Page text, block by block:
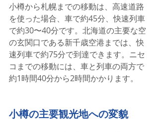
小樽から札幌までの移動は、高速道路
を使った場合、車で約45分、快速列車
で約30〜40分です。北海道の主要な空
の玄関口である新千歳空港までは、快
速列車で約75分で到達できます。ニセ
コまでの移動には、車と列車の両方で
約1時間40分から2時間かかります。
小樽の主要観光地への変貌